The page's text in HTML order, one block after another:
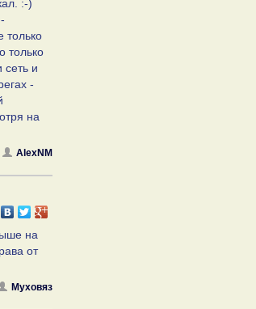
:-)
только
только
сеть и
-
на
AlexNM
на
от
Муховяз